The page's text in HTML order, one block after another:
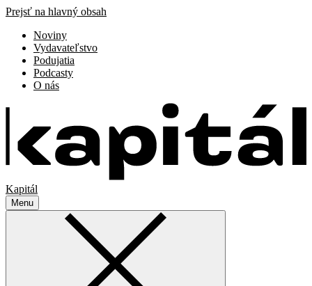
Prejsť na hlavný obsah
Noviny
Vydavateľstvo
Podujatia
Podcasty
O nás
Kapitál
Menu